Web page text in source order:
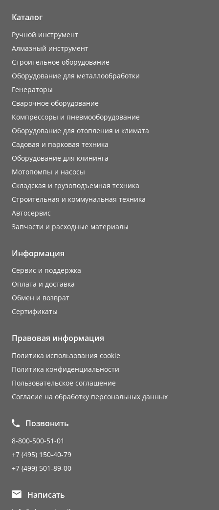
Каталог
Ручной инструмент
Алмазный инструмент
Строительное оборудование
Оборудование для металлообработки
Генераторы
Сварочное оборудование
Компрессоры и пневмооборудование
Оборудование для отопления и климата
Садовая и парковая техника
Оборудование для клининга
Мотопомпы и насосы
Складская и грузоподъемная техника
Строительная и коммунальная техника
Автосервис
Запчасти и расходные материалы
Информация
Сервис и поддержка
Оплата и доставка
Обмен и возврат
Сертификаты
Правовая информация
Политика использования cookie
Политика конфиденциальности
Пользовательское соглашение
Согласие на обработку персональных данных
Позвонить
8-800-500-51-01
+7 (495) 150-40-79
+7 (499) 501-89-00
Написать